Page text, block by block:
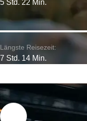
5 Std. 22 Min.
Längste Reisezeit:
7 Std. 14 Min.